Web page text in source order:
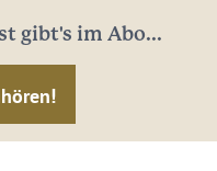
gibt's im Abo...